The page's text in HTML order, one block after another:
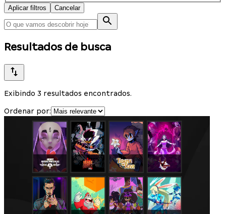
Aplicar filtros Cancelar
Resultados de busca
Exibindo 3 resultados encontrados.
Ordenar por: